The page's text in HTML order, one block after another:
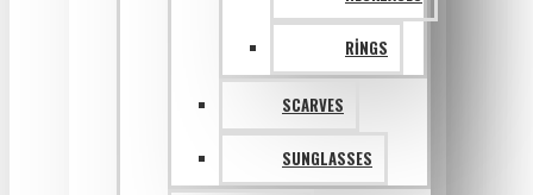
RINGS
SCARVES
SUNGLASSES